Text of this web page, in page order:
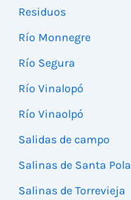
Residuos
Río Monnegre
Río Segura
Río Vinalopó
Río Vinaolpó
Salidas de campo
Salinas de Santa Pola
Salinas de Torrevieja